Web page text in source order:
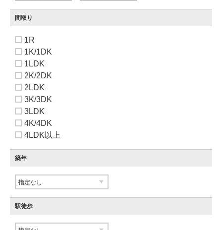
間取り
1R
1K/1DK
1LDK
2K/2DK
2LDK
3K/3DK
3LDK
4K/4DK
4LDK以上
築年
駅徒歩